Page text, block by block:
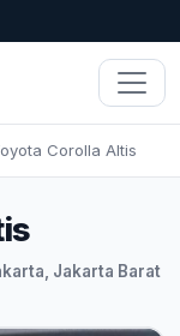
Corolla Altis
Jakarta Barat